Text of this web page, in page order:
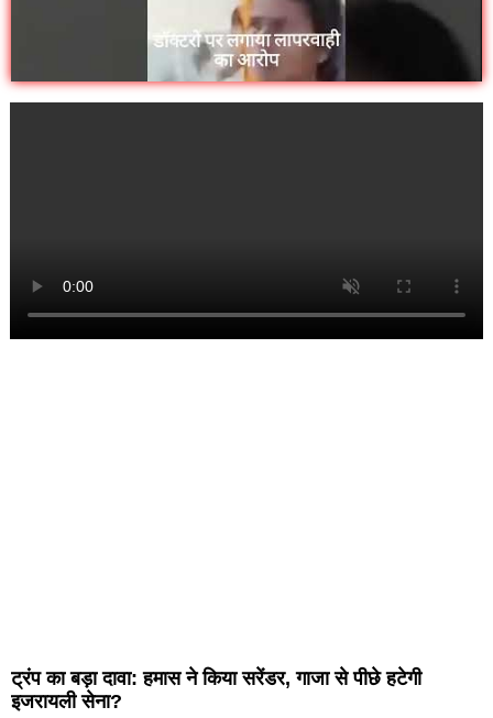
ट्रंप का बड़ा दावा: हमास ने किया सरेंडर, गाजा से पीछे हटेगी
इजरायली सेना?